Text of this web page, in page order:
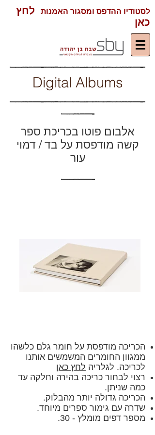
לסטודיו ההדפס ומסגור האמנות לחץ
כאן
Digital Albums
אלבום פוטו בכריכת ספר
קשה מודפסת על בד / דמוי
עור
הכריכה מודפסת על חומר גלם כלשהו
ממגוון החומרים המשמשים אותנו
לכריכה. לגלריה לחץ כאן
רצוי לבחור כריכה בהירה וחלקה עד
כמה שניתן.
הכריכה גדולה יותר מהבלוק.
שדרה עם גימור ספרים מיוחד.
מספר דפים מומלץ - 30
.